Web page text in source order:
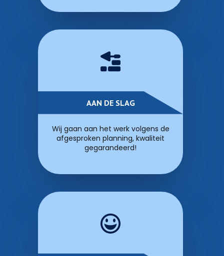
AAN DE SLAG
Wij gaan aan het werk volgens de
afgesproken planning, kwaliteit
gegarandeerd!